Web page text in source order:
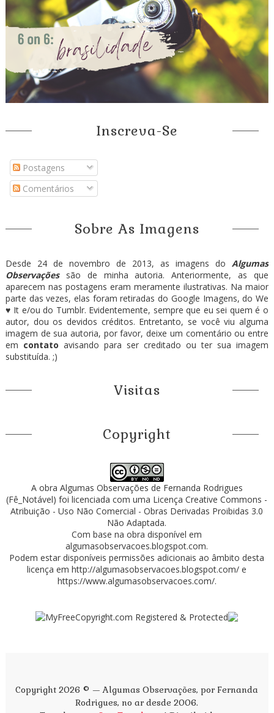
Inscreva-Se
Postagens
Comentários
Sobre As Imagens
Desde 24 de novembro de 2013, as imagens doAlgumas
Observaçõessão de minha autoria. Anteriormente, as que
aparecem nas postagens eram meramente ilustrativas. Na maior
parte das vezes, elas foram retiradas do Google Imagens, do We
♥ It e/ou do Tumblr. Evidentemente, sempre que eu sei quem é o
autor, dou os devidos créditos. Entretanto, se você viu alguma
imagem de sua autoria, por favor, deixe um comentário ou entre
em contato avisando para ser creditado ou ter sua imagem
substituída. ;)
Visitas
Copyright
A obra Algumas Observações de Fernanda Rodrigues
(Fê_Notável) foi licenciada com uma LicençaCreative Commons -
Atribuição - Uso Não Comercial - Obras Derivadas Proibidas 3.0
Não Adaptada.
Com base na obra disponível em
algumasobservacoes.blogspot.com.
Podem estar disponíveis permissões adicionais ao âmbito desta
licença emhttp://algumasobservacoes.blogspot.com/ e
https://www.algumasobservacoes.com/.
Copyright 2026 © — Algumas Observações, por Fernanda
Rodrigues, no ar desde 2006.